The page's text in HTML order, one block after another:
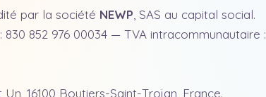
par la société NEWP, SAS au capital social.
830 852 976 00034 — TVA intracommunautaire :
16100 Boutiers-Saint-Trojan, France.